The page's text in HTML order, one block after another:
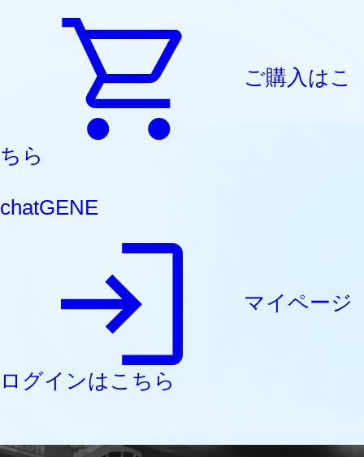
ご購入はこ
ちら
chatGENE
マイページ
ログインはこちら